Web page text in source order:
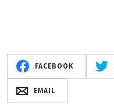
FACEBOOK
EMAIL